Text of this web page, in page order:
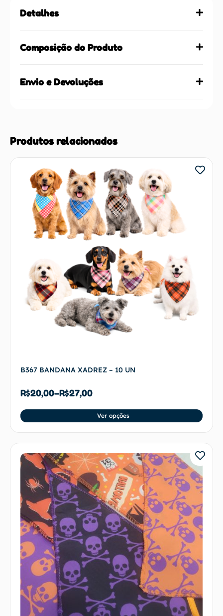
Detalhes
Composição do Produto
Envio e Devoluções
Produtos relacionados
B367 BANDANA XADREZ – 10 UN
R$20,00–R$27,00
Ver opções